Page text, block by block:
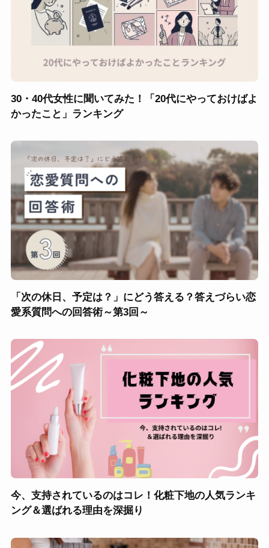
30・40代女性に聞いてみた！「20代にやっておけばよ
かったこと」ランキング
「次の休日、予定は？」にどう答える？答えづらい恋
愛系質問への回答術～第3回～
今、支持されているのはコレ！化粧下地の人気ランキ
ング＆選ばれる理由を深掘り